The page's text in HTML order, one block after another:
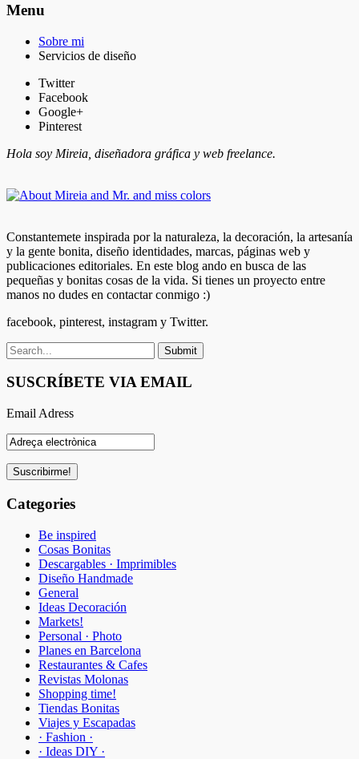
Menu
Sobre mi
Servicios de diseño
Twitter
Facebook
Google+
Pinterest
Hola soy Mireia, diseñadora gráfica y web freelance.
Constantemete inspirada por la naturaleza, la decoración, la artesanía
y la gente bonita, diseño identidades, marcas, páginas web y
publicaciones editoriales. En este blog ando en busca de las
pequeñas y bonitas cosas de la vida. Si tienes un proyecto entre
manos no dudes en contactar conmigo :)
facebook, pinterest, instagram y Twitter.
SUSCRÍBETE VIA EMAIL
Email Adress
Categories
Be inspired
Cosas Bonitas
Descargables · Imprimibles
Diseño Handmade
General
Ideas Decoración
Markets!
Personal · Photo
Planes en Barcelona
Restaurantes & Cafes
Revistas Molonas
Shopping time!
Tiendas Bonitas
Viajes y Escapadas
· Fashion ·
· Ideas DIY ·